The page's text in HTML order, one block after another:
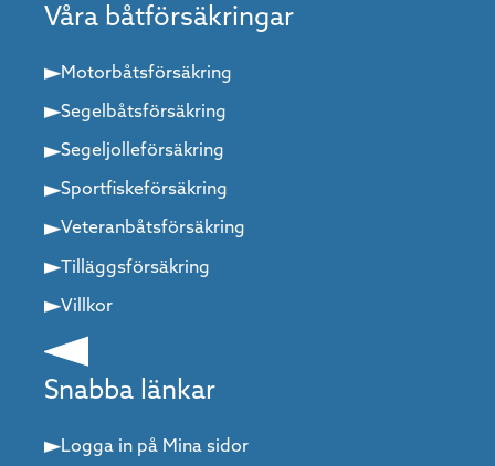
Våra båtförsäkringar
Motorbåtsförsäkring
Segelbåtsförsäkring
Segeljolleförsäkring
Sportfiskeförsäkring
Veteranbåtsförsäkring
Tilläggsförsäkring
Villkor
Snabba länkar
Logga in på Mina sidor